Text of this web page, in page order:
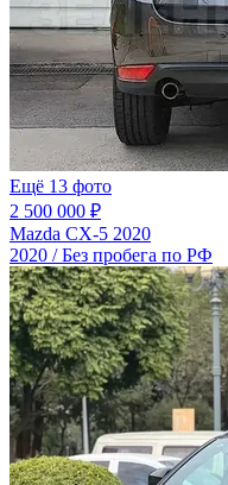
Ещё 13 фото
2 500 000 ₽
Mazda CX-5 2020
2020 / Без пробега по РФ